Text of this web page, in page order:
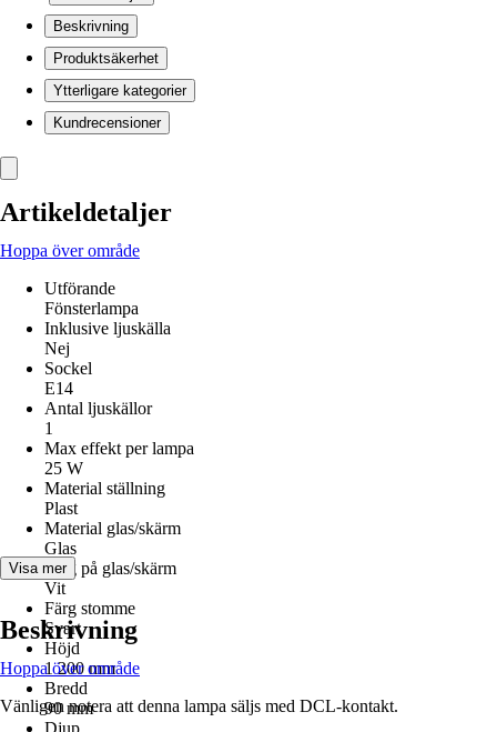
Beskrivning
Produktsäkerhet
Ytterligare kategorier
Kundrecensioner
Artikeldetaljer
Hoppa över område
Utförande
Fönsterlampa
Inklusive ljuskälla
Nej
Sockel
E14
Antal ljuskällor
1
Max effekt per lampa
25 W
Material ställning
Plast
Material glas/skärm
Glas
Färg på glas/skärm
Vit
Färg stomme
Svart
Höjd
1 200 mm
Bredd
90 mm
Djup
Visa mer
Beskrivning
Hoppa över område
Vänligen notera att denna lampa säljs med DCL-kontakt.